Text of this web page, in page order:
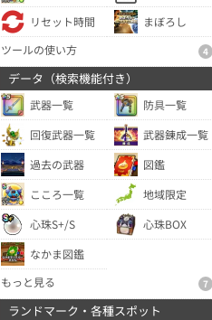
リセット時間
まぼろし
ツールの使い方
4
データ（検索機能付き）
武器一覧
防具一覧
回復武器一覧
武器錬成一覧
過去の武器
図鑑
こころ一覧
地域限定
心珠S+/S
心珠BOX
なかま図鑑
もっと見る
7
ランドマーク・各種スポット